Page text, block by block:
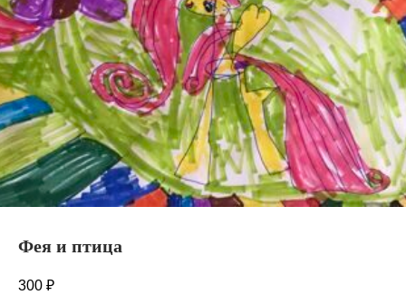
Фея и птица
300 ₽